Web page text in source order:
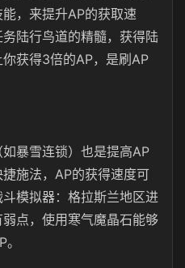
，来提升AP的获取速
陆行鸟道的精髓，获得陆
获得3倍的AP，是刷AP
暴雪连锁）也是提高AP
施法，AP的获得速度可
模拟器：格拉斯兰地区进
点，使用寒气魔晶石能够